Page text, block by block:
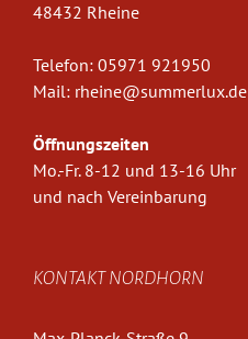
48432 Rheine
Telefon: 05971 921950
Mail: rheine@summerlux.de
Öffnungszeiten
Mo.-Fr. 8-12 und 13-16 Uhr
und nach Vereinbarung
KONTAKT NORDHORN